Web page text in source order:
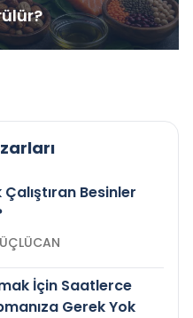
Çalıştıran Besinler
GÜÇLÜCAN
İçin Saatlerce
Gerek Yok